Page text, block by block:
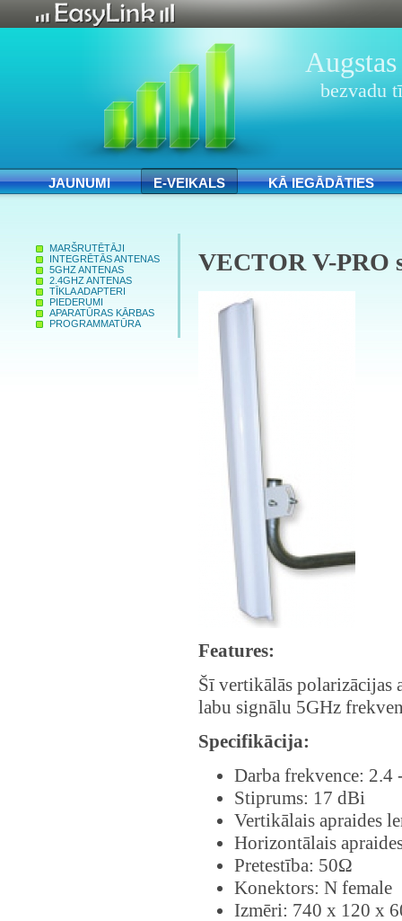
bezvadu
JAUNUMI E-VEIKALS KĀ IEGĀDĀTIES
MARŠRUTĒTĀJI
INTEGRĒTĀS ANTENAS
5GHZ ANTENAS
2.4GHZ ANTENAS
TĪKLA ADAPTERI
PIEDERUMI
APARATŪRAS KĀRBAS
PROGRAMMATŪRA
VECTOR V-PRO
Features:
Šī vertikālās polarizācijas
labu signālu 5GHz
Specifikācija:
Darba frekvence: 2.4
Stiprums: 17 dBi
Vertikālais apraides
Horizontālais
Pretestība: 50Ω
Konektors: N female
Izmēri: 740 x 120 x